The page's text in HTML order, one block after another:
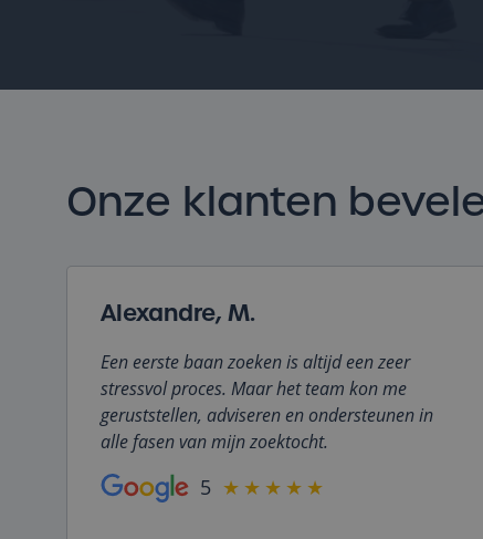
Onze klanten
Alexandre, M.
Een eerste baan zoeken is altijd een zeer
stressvol proces. Maar het team kon me
geruststellen, adviseren en ondersteunen in
alle fasen van mijn zoektocht.
5 ★★★★★